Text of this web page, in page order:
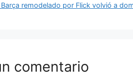
remodelado por Flick volvió a
comentario